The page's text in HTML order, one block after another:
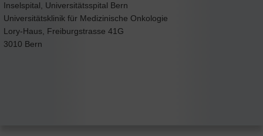
Inselspital, Universitätsspital Bern
Universitätsklinik für Medizinische Onkologie
Lory-Haus, Freiburgstrasse 41G
3010 Bern